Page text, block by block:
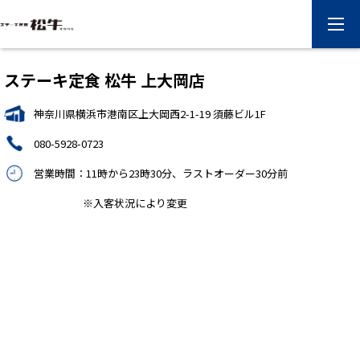
ステーキ定食 松牛 上大岡店
神奈川県横浜市港南区上大岡西2-1-19 須藤ビル1F
080-5928-0723
営業時間：11時から23時30分、ラストオーダー30分前
※入客状況により変更